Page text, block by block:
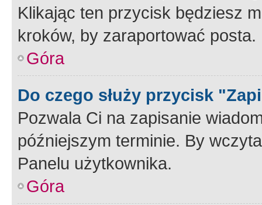
Klikając ten przycisk będziesz
kroków, by zaraportować posta.
Góra
Do czego służy przycisk
Pozwala Ci na zapisanie
późniejszym terminie. By
Panelu użytkownika.
Góra